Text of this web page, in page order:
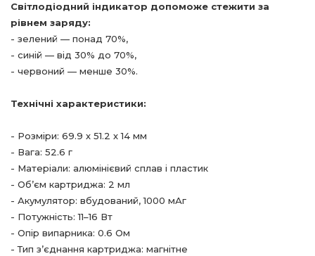
Світлодіодний індикатор допоможе стежити за
рівнем заряду:
- зелений — понад 70%,
- синій — від 30% до 70%,
- червоний — менше 30%.
Технічні характеристики:
- Розміри: 69.9 х 51.2 х 14 мм
- Вага: 52.6 г
- Матеріали: алюмінієвий сплав і пластик
- Об’єм картриджа: 2 мл
- Акумулятор: вбудований, 1000 мАг
- Потужність: 11–16 Вт
- Опір випарника: 0.6 Ом
- Тип з’єднання картриджа: магнітне